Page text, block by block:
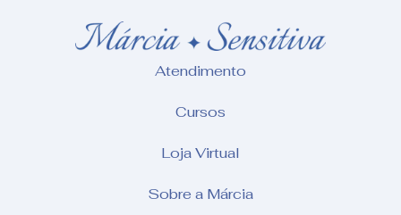
Atendimento
Cursos
Loja Virtual
Sobre a Márcia